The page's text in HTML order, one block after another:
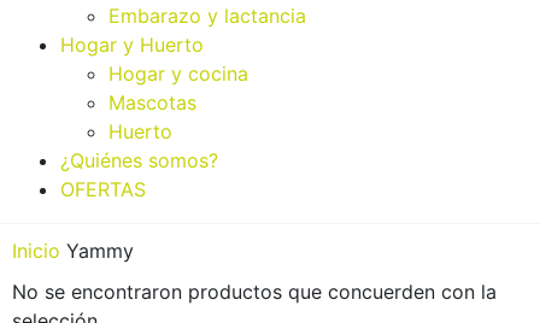
Embarazo y lactancia
Hogar y Huerto
Hogar y cocina
Mascotas
Huerto
¿Quiénes somos?
OFERTAS
Inicio Yammy
No se encontraron productos que concuerden con la